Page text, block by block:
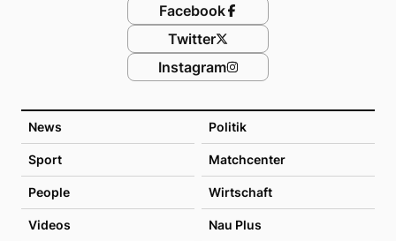
News Politik
Sport Matchcenter
People Wirtschaft
Videos Nau Plus
Facebook
Twitter
Instagram